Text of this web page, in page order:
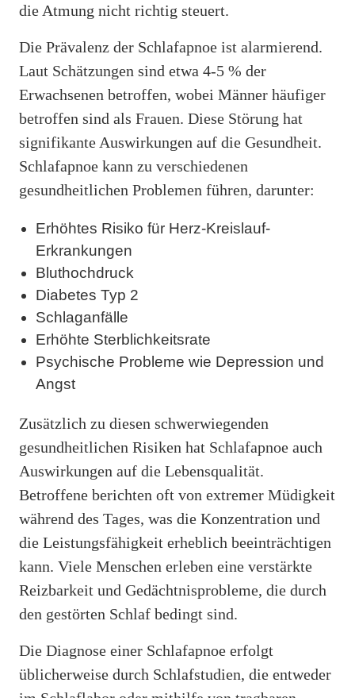
die Atmung nicht richtig steuert.
Die Prävalenz der Schlafapnoe ist alarmierend.
Laut Schätzungen sind etwa 4-5 % der
Erwachsenen betroffen, wobei Männer häufiger
betroffen sind als Frauen. Diese Störung hat
signifikante Auswirkungen auf die Gesundheit.
Schlafapnoe kann zu verschiedenen
gesundheitlichen Problemen führen, darunter:
Erhöhtes Risiko für Herz-Kreislauf-
Erkrankungen
Bluthochdruck
Diabetes Typ 2
Schlaganfälle
Erhöhte Sterblichkeitsrate
Psychische Probleme wie Depression und
Angst
Zusätzlich zu diesen schwerwiegenden
gesundheitlichen Risiken hat Schlafapnoe auch
Auswirkungen auf die Lebensqualität.
Betroffene berichten oft von extremer Müdigkeit
während des Tages, was die Konzentration und
die Leistungsfähigkeit erheblich beeinträchtigen
kann. Viele Menschen erleben eine verstärkte
Reizbarkeit und Gedächtnisprobleme, die durch
den gestörten Schlaf bedingt sind.
Die Diagnose einer Schlafapnoe erfolgt
üblicherweise durch Schlafstudien, die entweder